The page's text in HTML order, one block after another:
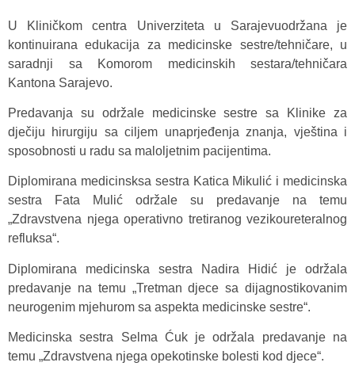
U Kliničkom centra Univerziteta u Sarajevuodržana je
kontinuirana edukacija za medicinske sestre/tehničare, u
saradnji sa Komorom medicinskih sestara/tehničara
Kantona Sarajevo.
Predavanja su održale medicinske sestre sa Klinike za
dječiju hirurgiju sa ciljem unaprjeđenja znanja, vještina i
sposobnosti u radu sa maloljetnim pacijentima.
Diplomirana medicinsksa sestra Katica Mikulić i medicinska
sestra Fata Mulić održale su predavanje na temu
„Zdravstvena njega operativno tretiranog vezikoureteralnog
refluksa“.
Diplomirana medicinska sestra Nadira Hidić je održala
predavanje na temu „Tretman djece sa dijagnostikovanim
neurogenim mjehurom sa aspekta medicinske sestre“.
Medicinska sestra Selma Ćuk je održala predavanje na
temu „Zdravstvena njega opekotinske bolesti kod djece“.